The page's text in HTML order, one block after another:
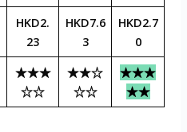
HKD2.
23
HKD7.6
3
HKD2.7
0
★★★
☆☆
★★☆
☆☆
★★★
★★